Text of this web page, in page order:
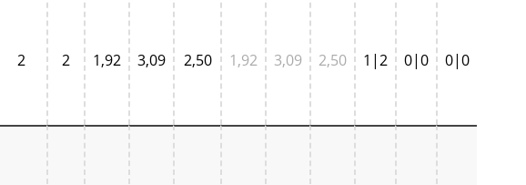
2 2 1,92 3,09 2,50 1,92 3,09 2,50 1|2 0|0 0|0